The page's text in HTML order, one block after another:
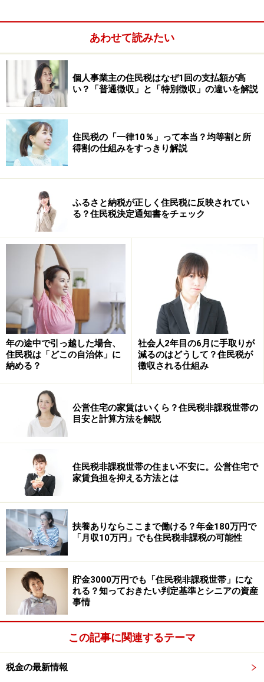
日）は、混雑することがほとんどなので、あらかじめ準
備しておき、1月中に税務署に提出するとスムーズだと
思います。また、e-Taxや郵送でも提出が可能です。こ
れらの方法なら、税務署に行かずに確定申告ができま
す。
※専門家に質問がある人は
ント欄への書き込みをお願いします。
監修・文／深川 弘恵（ファイナンシャルプランナー）
※記事内容は執筆時点のものです。最新の内容をご確認くださ
本記事の内容は一般的な情報提供を目的としており、特定の金融
商品や投資行動を推奨するものではありません。
投資や資産運用に関する最終的なご判断はご自身の責任において
行ってください。
掲載情報の正確性・完全性については十分に配慮しております
が、その内容を保証するものではなく、これに基づく損失・損害
などについて当社は一切の責任を負いません。
最新の情報や詳細については、必ず各金融機関やサービス提供者
の公式情報をご確認ください。
【編集部からのお知らせ】
・「家計」について、
中です！
※抽選で20名にAmazonギフト券1000円分プレゼント
※謝礼付きの限定アンケートやモニター企画に参加が可能に
なります
あわせて読みたい
個人事業主の住民税はなぜ1回の支払額が高
い？「普通徴収」と「特別徴収」の違いを解説
住民税の「一律10％」って本当？均等割と所
得割の仕組みをすっきり解説
ふるさと納税が正しく住民税に反映されてい
る？住民税決定通知書をチェック
年の途中で引っ越した場合、
住民税は「どこの自治体」に
納める？
社会人2年目の6月に手取りが
減るのはどうして？住民税が
徴収される仕組み
公営住宅の家賃はいくら？住民税非課税世帯の
目安と計算方法を解説
住民税非課税世帯の住まい不安に。公営住宅で
家賃負担を抑える方法とは
扶養ありならここまで働ける？年金180万円で
「月収10万円」でも住民税非課税の可能性
貯金3000万円でも「住民税非課税世帯」にな
れる？知っておきたい判定基準とシニアの資産
事情
この記事に関連するテーマ
税金の最新情報